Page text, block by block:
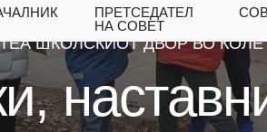
ПРЕТСЕДАТЕЛ
НА СОВЕТ
КОМУНАЛНИ
ШКОЛСКИОТ ДВОР ВО